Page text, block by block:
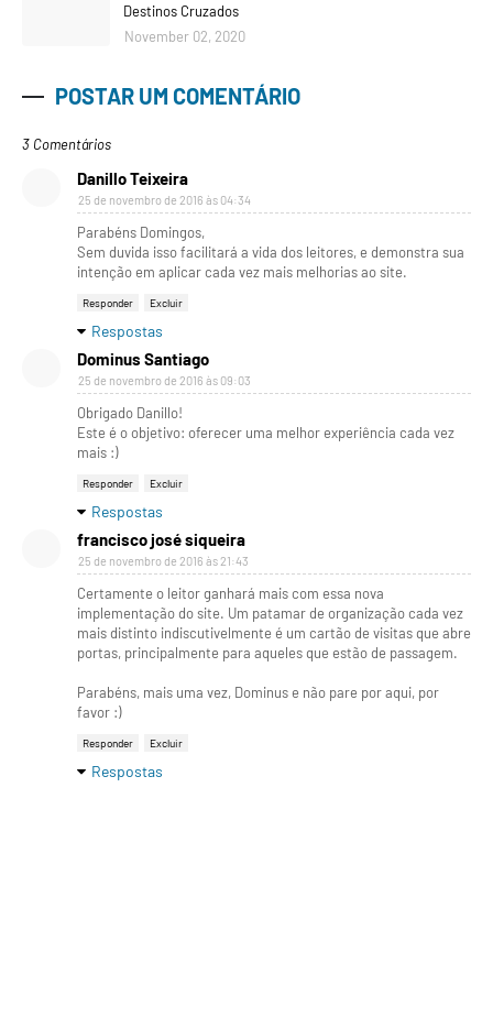
Destinos Cruzados
November 02, 2020
POSTAR UM COMENTÁRIO
3 Comentários
Danillo Teixeira
25 de novembro de 2016 às 04:34
Parabéns Domingos,
Sem duvida isso facilitará a vida dos leitores, e demonstra sua
intenção em aplicar cada vez mais melhorias ao site.
Responder Excluir
Respostas
Dominus Santiago
25 de novembro de 2016 às 09:03
Obrigado Danillo!
Este é o objetivo: oferecer uma melhor experiência cada vez
mais :)
Responder Excluir
Respostas
francisco josé siqueira
25 de novembro de 2016 às 21:43
Certamente o leitor ganhará mais com essa nova
implementação do site. Um patamar de organização cada vez
mais distinto indiscutivelmente é um cartão de visitas que abre
portas, principalmente para aqueles que estão de passagem.
Parabéns, mais uma vez, Dominus e não pare por aqui, por
favor :)
Responder Excluir
Respostas